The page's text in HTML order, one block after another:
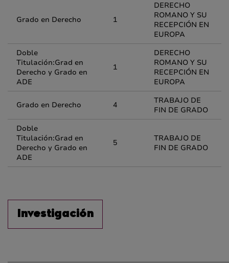
Grado en Derecho 1
DERECHO
ROMANO Y SU
RECEPCIÓN EN
EUROPA
Doble
Titulación:Grad en
Derecho y Grado en
ADE
1
DERECHO
ROMANO Y SU
RECEPCIÓN EN
EUROPA
Grado en Derecho 4
TRABAJO DE
FIN DE GRADO
Doble
Titulación:Grad en
Derecho y Grado en
ADE
5
TRABAJO DE
FIN DE GRADO
Investigación